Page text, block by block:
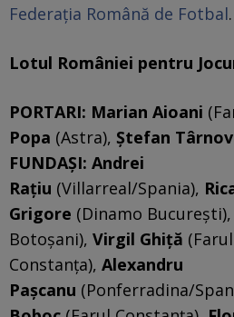
Federația Română de Fotbal.
Lotul României pentru
PORTARI: Marian Aioani
Popa (Astra), Ștefan
FUNDAȘI: Andrei
Rațiu (Villarreal/Spania),
Grigore (Dinamo București),
Botoșani), Virgil Ghiță (Farul
Constanța), Alexandru
Pașcanu (Ponferradina/